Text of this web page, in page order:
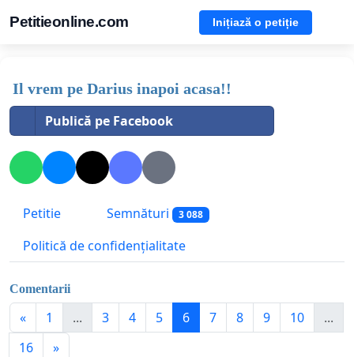
Petitieonline.com Inițiază o petiție
Il vrem pe Darius inapoi acasa!!
Publică pe Facebook
Petitie Semnături 3 088
Politică de confidențialitate
Comentarii
« 1 ... 3 4 5 6 7 8 9 10
...
16
»